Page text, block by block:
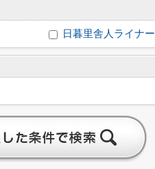
日暮里舎人ライナー